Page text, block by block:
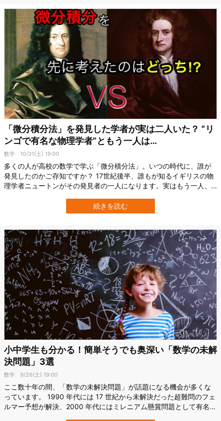
「微分積分法」を発見した学者が実は二人いた？ “リ
ンゴで有名な物理学者”ともう一人は…
数学 10/31(土) 19:00
多くの人が高校の数学で学ぶ「微分積分法」。いつの時代に、誰が
発見したのかご存知ですか？ 17世紀後半、誰もが知るイギリスの物
理学者ニュートンがその発見者の一人になります。実はもう一人、
です。 同時代に別々の場所で、微分積分法を発見した二人。運命の
いたずらなのか、二人は不思議なほど対照的な生涯を送ります。そ
続きを読む
小中学生も分かる！簡単そうでも奥深い「数学の未解
決問題」3選
数学 9/26(土) 19:00
ここ数十年の間、「数学の未解決問題」が話題になる機会が多くな
っています。 1990 年代には 17 世紀から未解決だった超難問のフェ
ルマー予想が解決、2000 年代にはミレニアム懸賞問題として有名な